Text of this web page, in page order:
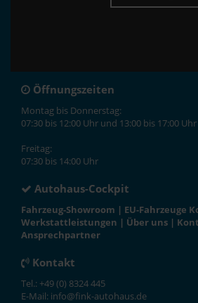
Öffnungszeiten
Montag bis Donnerstag:
07:30 bis 12:00 Uhr und 13:00 bis 17:00 Uhr
Freitag:
07:30 bis 14:00 Uhr
Autohaus-Cockpit
Fahrzeug-Showroom | EU-Fahrzeuge
Werkstattleistungen | Über uns |
Ansprechpartner
Kontakt
Tel.: +49 (0) 8324 445
E-Mail: info@fink-autohaus.de